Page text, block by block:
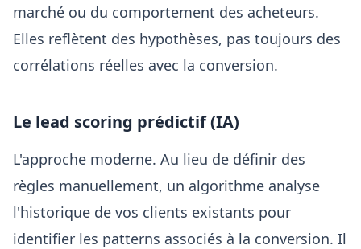
marché ou du comportement des acheteurs.
Elles reflètent des hypothèses, pas toujours des
corrélations réelles avec la conversion.
Le lead scoring prédictif (IA)
L'approche moderne. Au lieu de définir des
règles manuellement, un algorithme analyse
l'historique de vos clients existants pour
identifier les patterns associés à la conversion. Il